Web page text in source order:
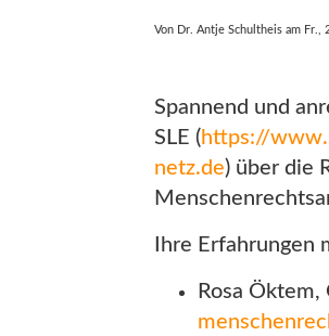
Von Dr. Antje Schultheis am Fr.,
Spannend und
SLE (https://
netz.de) über die
Ihre
Rosa